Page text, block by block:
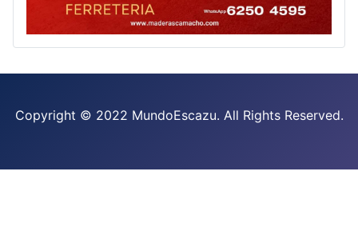
Copyright © 2022 MundoEscazu. All Rights Reserved.